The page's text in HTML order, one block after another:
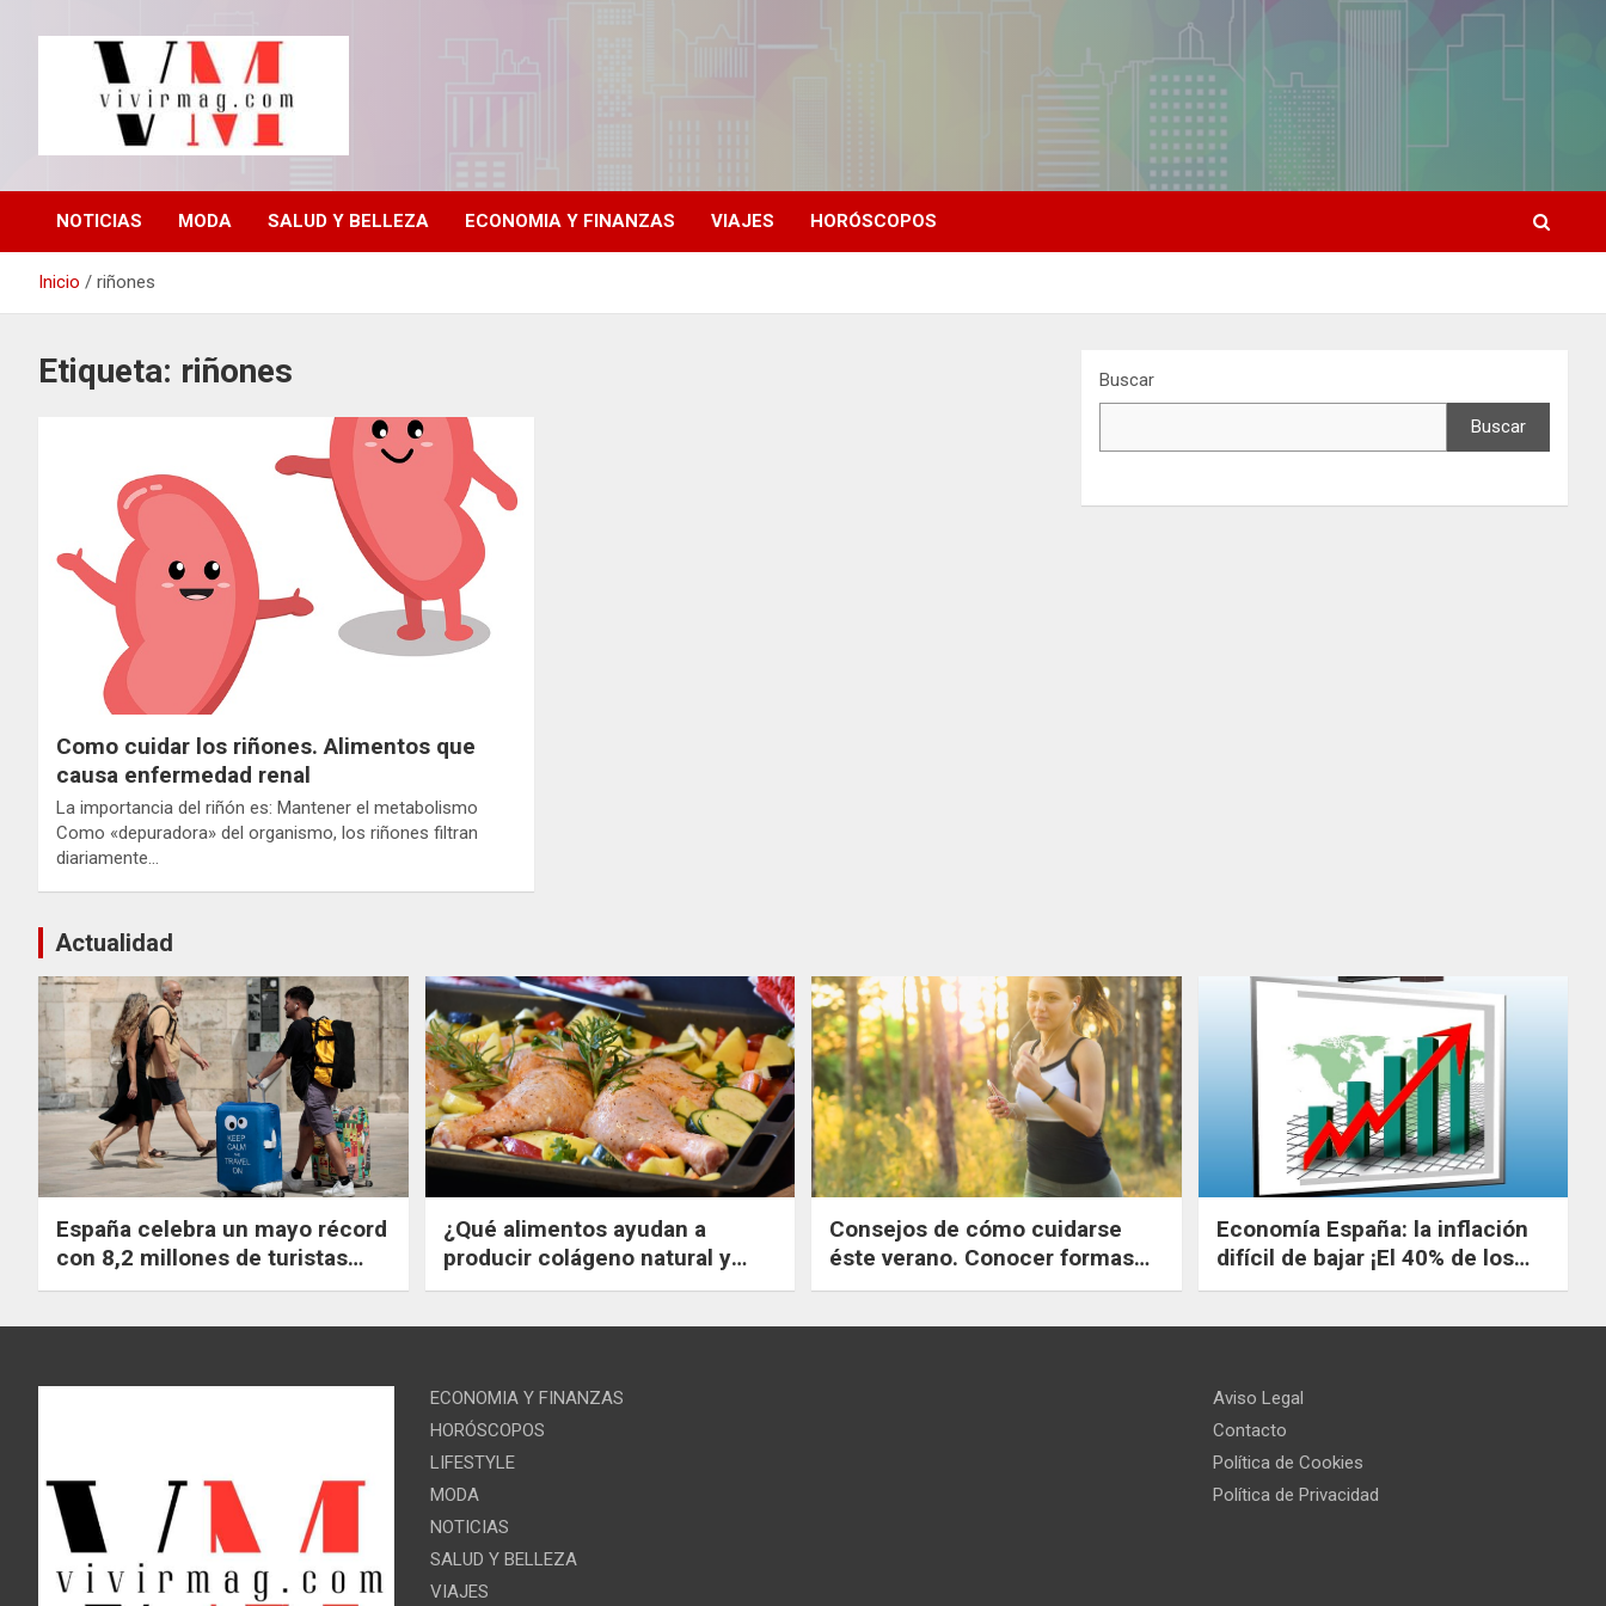
vivirmag.com
horóscopos, nuevas maneras de vivir mejor.
NOTICIAS
MODA SALUD Y BELLEZA ECONOMIA Y FINANZAS VIAJES HORÓSCOPOS
Inicio riñones
Etiqueta: riñones
Como cuidar los riñones. Alimentos que
causa enfermedad renal
La importancia del riñón es: Mantener el metabolismo
Como «depuradora» del organismo, los riñones filtran
diariamente…
Buscar
Buscar
Actualidad
España celebra un mayo récord
con 8,2 millones de turistas
extranjeros que gastaron un
¿Qué alimentos ayudan a
producir colágeno natural y
reducir las arrugas?
Consejos de cómo cuidarse
éste verano. Conocer formas
de mantener la salud en
Economía España: la inflación
difícil de bajar ¡El 40% de los
jóvenes españoles no
ECONOMIA Y FINANZAS
HORÓSCOPOS
LIFESTYLE
MODA
NOTICIAS
SALUD Y BELLEZA
VIAJES
Aviso Legal
Contacto
Política de Cookies
Política de Privacidad